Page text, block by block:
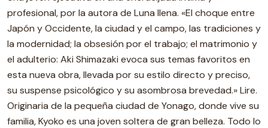
profesional, por la autora de Luna llena. «El choque entre
Japón y Occidente, la ciudad y el campo, las tradiciones y
la modernidad; la obsesión por el trabajo; el matrimonio y
el adulterio: Aki Shimazaki evoca sus temas favoritos en
esta nueva obra, llevada por su estilo directo y preciso,
su suspense psicológico y su asombrosa brevedad.» Lire.
Originaria de la pequeña ciudad de Yonago, donde vive su
familia, Kyoko es una joven soltera de gran belleza. Todo lo